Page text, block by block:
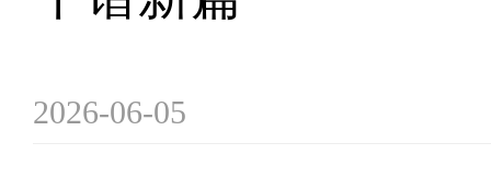
2026-06-05